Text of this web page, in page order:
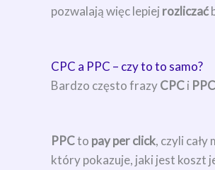
pozwalają więc lepiej rozliczać
CPC a PPC – czy to to samo?
Bardzo często frazyCPCi PPC
PPCto pay per click, czyli
który pokazuje, jaki jest koszt